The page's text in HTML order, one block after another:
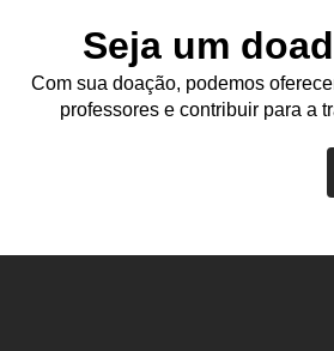
Seja um
Com sua doação, podemos
professores e contribuir para a